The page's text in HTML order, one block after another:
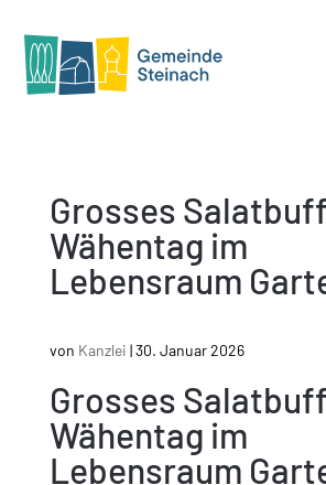
Grosses
Wähentag im
Lebensraum
von Kanzlei |30. Januar 2026
Grosses
Wähentag im
Lebensraum